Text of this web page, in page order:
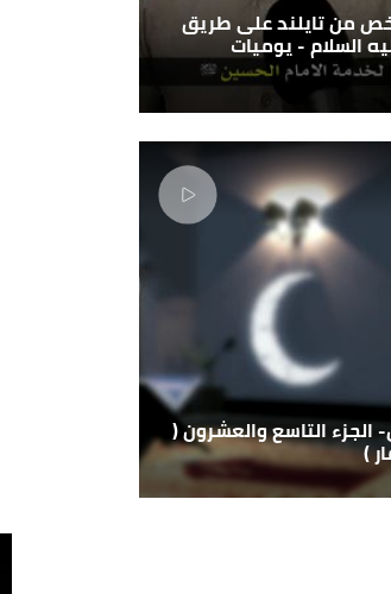
من تايلند على طريق
السلام - يوميات
الجزء التاسع والعشرون (
)